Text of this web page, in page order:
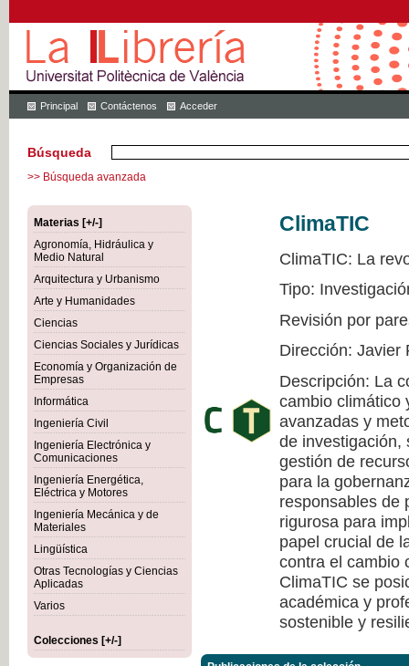
Principal Contáctenos Acceder
Búsqueda
>> Búsqueda avanzada
Materias [+/-]
Agronomía, Hidráulica y
Medio Natural
Arquitectura y Urbanismo
Arte y Humanidades
Ciencias
Ciencias Sociales y Jurídicas
Economía y Organización de
Empresas
Informática
Ingeniería Civil
Ingeniería Electrónica y
Comunicaciones
Ingeniería Energética,
Eléctrica y Motores
Ingeniería Mecánica y de
Materiales
Lingüística
Otras Tecnologías y Ciencias
Aplicadas
Varios
Colecciones [+/-]
ClimaTIC
ClimaTIC: La
Tipo:
Revisión por
Dirección: Javier
Descripción: La
cambio climático
avanzadas y
de investigación,
gestión de
para la
responsables de
rigurosa para
papel crucial de
contra el cambio
ClimaTIC se
académica y
sostenible y